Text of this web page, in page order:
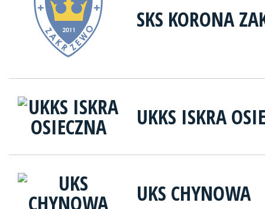
SKS KORONA
UKKS ISKRA
UKS CHYNOWA